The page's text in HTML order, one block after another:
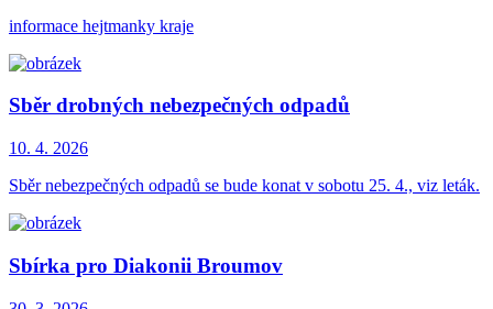
informace hejtmanky kraje
Sběr drobných nebezpečných odpadů
10. 4. 2026
Sběr nebezpečných odpadů se bude konat v sobotu 25. 4., viz leták.
Sbírka pro Diakonii Broumov